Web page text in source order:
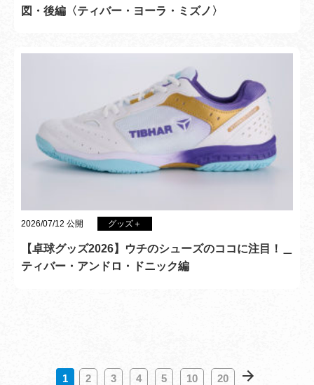
図・後編〈ティバー・ヨーラ・ミズノ〉
2026/07/12 公開 グッズ＋
【卓球グッズ2026】ウチのシューズのココに注目！＿
ティバー・アンドロ・ドニック編
1 2 3 4 5 10 20